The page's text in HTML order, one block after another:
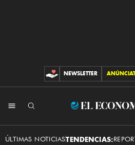
CONTRIBUCIONES
NEWSLETTER
El
ÚLTIMAS NOTICIASTENDENCIAS: